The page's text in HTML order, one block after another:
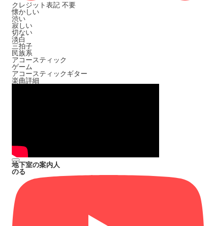
クレジット表記 不要
懐かしい
渋い
寂しい
切ない
淡白
三拍子
民族系
アコースティック
ゲーム
アコースティックギター
楽曲詳細
地下室の案内人
のる